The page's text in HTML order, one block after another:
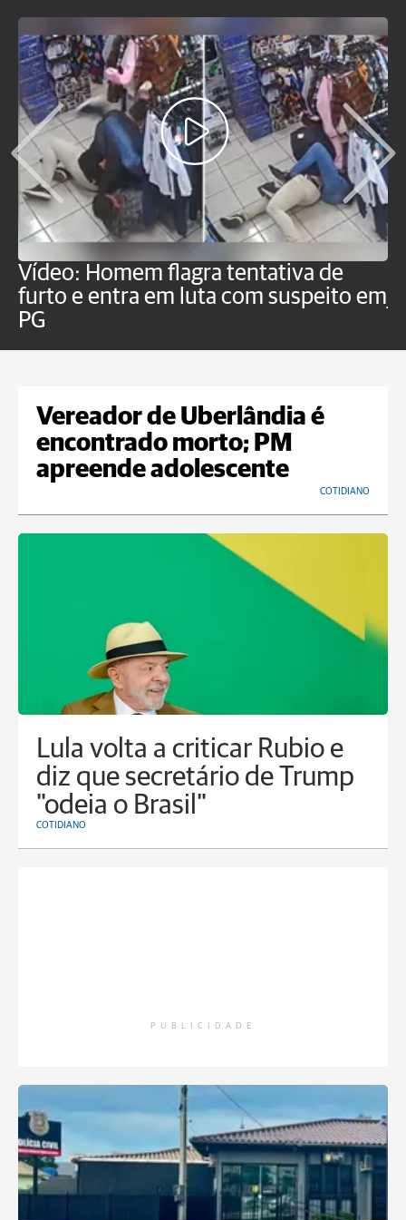
Vídeo: Homem flagra tentativa de
furto e entra em luta com suspeito em
PG
Vereador de Uberlândia é
encontrado morto; PM
apreende adolescente
COTIDIANO
Lula volta a criticar Rubio e
diz que secretário de Trump
"odeia o Brasil"
COTIDIANO
PUBLICIDADE